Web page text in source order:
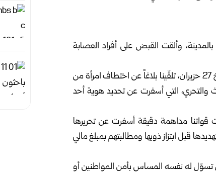
وألقت القبض على أفراد العصابة
وقال قائد الأمن الداخلي في حمص العميد باسم محمد شعبان لـ سانا: بتاريخ 27 حزيران، تلقّينا بلاغاً عن اختطاف امرأة من
والتحري، التي أسفرت عن تحديد هوية أحد
مداهمة دقيقة أسفرت عن تحريرها
قبل ابتزاز ذويها ومطالبتهم بمبلغ مالي
له نفسه المساس بأمن المواطنين أو